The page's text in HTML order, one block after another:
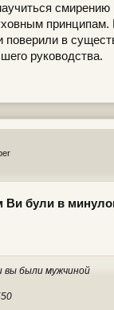
смирению
принципам.
поверили в
руководства.
Ви були в
вы были мужчиной